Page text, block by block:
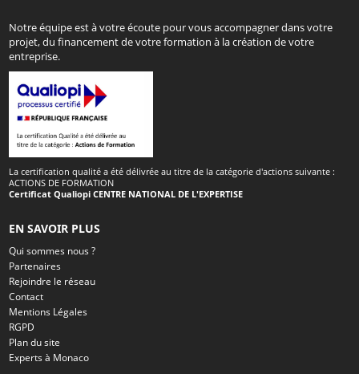
Notre équipe est à votre écoute pour vous accompagner dans votre
projet, du financement de votre formation à la création de votre
entreprise.
La certification qualité a été délivrée au titre de la catégorie d'actions suivante :
ACTIONS DE FORMATION
Certificat Qualiopi CENTRE NATIONAL DE L'EXPERTISE
EN SAVOIR PLUS
Qui sommes nous ?
Partenaires
Rejoindre le réseau
Contact
Mentions Légales
RGPD
Plan du site
Experts à Monaco